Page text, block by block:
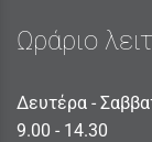
Ωράριο
Δευτέρα -
9.00 - 14.30